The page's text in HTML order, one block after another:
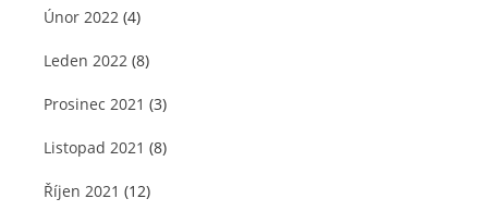
Únor 2022 (4)
Leden 2022 (8)
Prosinec 2021 (3)
Listopad 2021 (8)
Říjen 2021 (12)